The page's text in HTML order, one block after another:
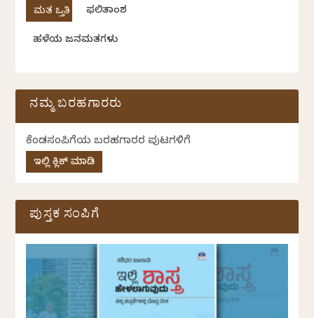
ಫಲಿತಾಂಶ
ಹಳೆಯ ಜನಮತಗಳು
ನಮ್ಮ ಬರಹಗಾರರು
ಕೆಂಡಸಂಪಿಗೆಯ ಬರಹಗಾರರ ಪುಟಗಳಿಗೆ
ಇಲ್ಲಿ ಕ್ಲಿಕ್ ಮಾಡಿ
ಪುಸ್ತಕ ಸಂಪಿಗೆ